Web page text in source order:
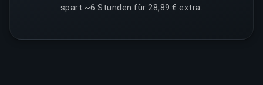
spart ~6 Stunden für 28,89 € extra.